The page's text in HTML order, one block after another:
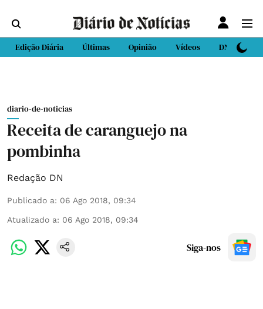
Edição Diária Últimas Opinião Vídeos DN Sport
diario-de-noticias
Receita de caranguejo na
pombinha
Redação DN
Publicado a: 06 Ago 2018, 09:34
Atualizado a: 06 Ago 2018, 09:34
Siga-nos